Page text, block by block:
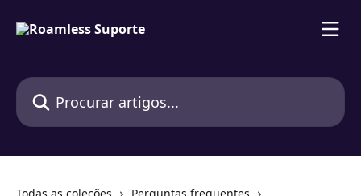
Procurar artigos...